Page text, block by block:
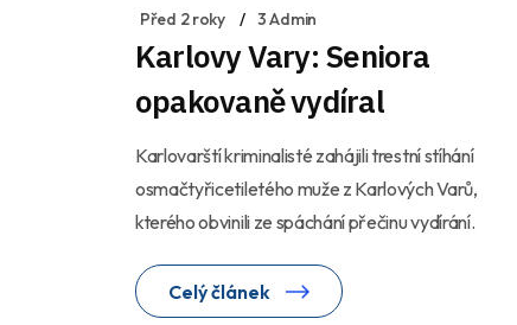
Před 2 roky 3 Admin
Karlovy Vary: Seniora
opakovaně vydíral
Karlovarští kriminalisté zahájili trestní stíhání
osmačtyřicetiletého muže z Karlových Varů,
kterého obvinili ze spáchání přečinu vydírání.
Celý článek